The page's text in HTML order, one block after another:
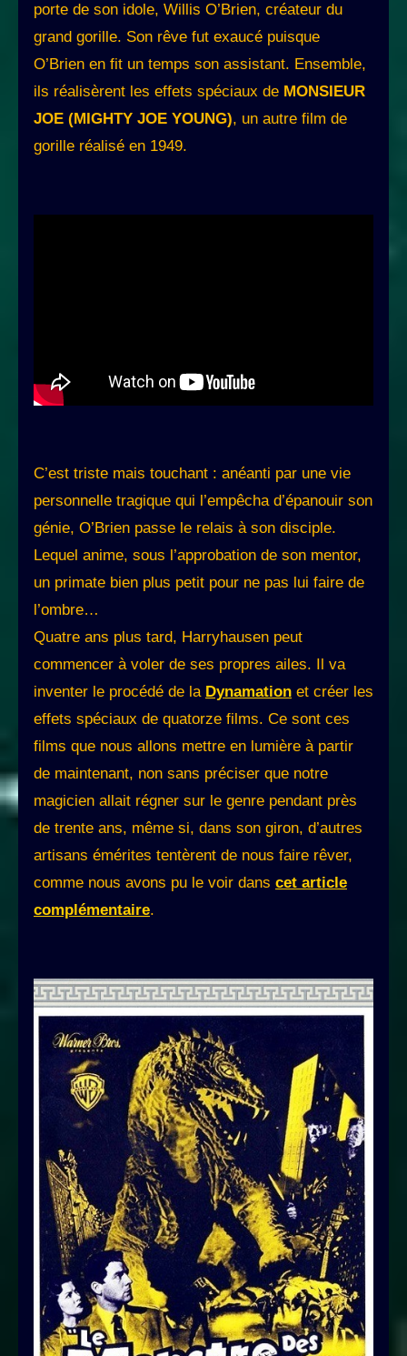
porte de son idole, Willis O’Brien, créateur du
grand gorille. Son rêve fut exaucé puisque
O’Brien en fit un temps son assistant. Ensemble,
ils réalisèrent les effets spéciaux de MONSIEUR
JOE (MIGHTY JOE YOUNG), un autre film de
gorille réalisé en 1949.
C’est triste mais touchant : anéanti par une vie
personnelle tragique qui l’empêcha d’épanouir son
génie, O’Brien passe le relais à son disciple.
Lequel anime, sous l’approbation de son mentor,
un primate bien plus petit pour ne pas lui faire de
l’ombre…
Quatre ans plus tard, Harryhausen peut
commencer à voler de ses propres ailes. Il va
inventer le procédé de la Dynamation et créer les
effets spéciaux de quatorze films. Ce sont ces
films que nous allons mettre en lumière à partir
de maintenant, non sans préciser que notre
magicien allait régner sur le genre pendant près
de trente ans, même si, dans son giron, d’autres
artisans émérites tentèrent de nous faire rêver,
comme nous avons pu le voir dans cet article
complémentaire.